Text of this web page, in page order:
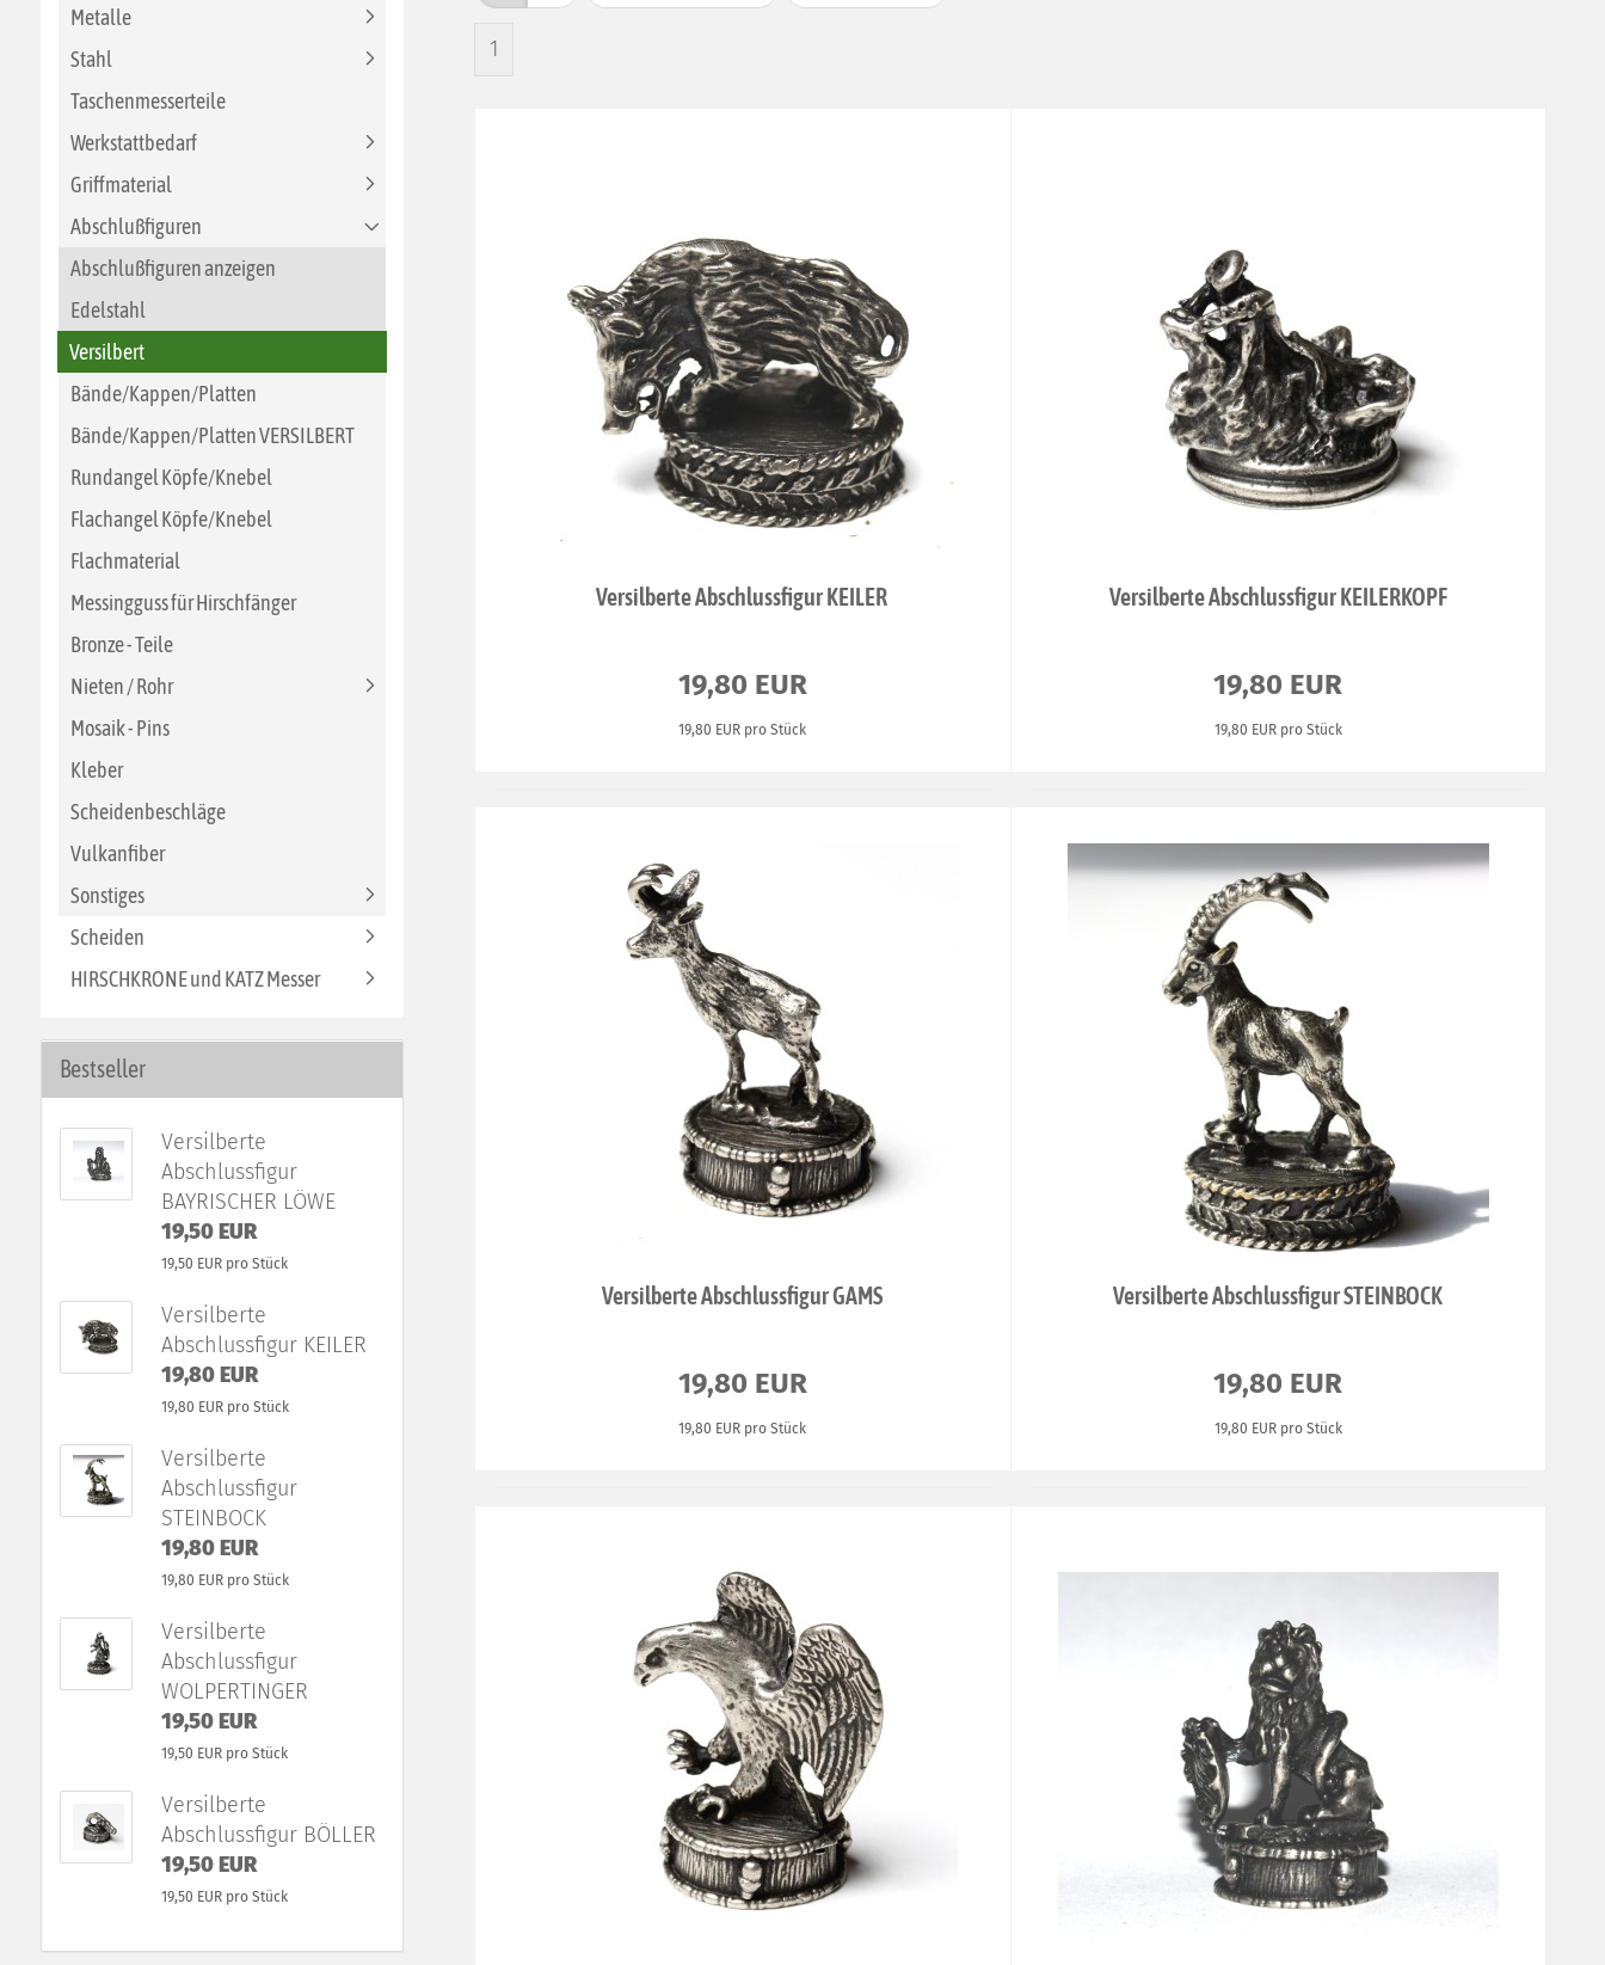
1
Versilberte Abschlussfigur KEILER
19,80 EUR
19,80 EUR pro Stück
Versilberte Abschlussfigur KEILERKOPF
19,80 EUR
19,80 EUR pro Stück
Versilberte Abschlussfigur GAMS
19,80 EUR
19,80 EUR pro Stück
Versilberte Abschlussfigur STEINBOCK
19,80 EUR
19,80 EUR pro Stück
Metalle
Stahl
Taschenmesserteile
Werkstattbedarf
Griffmaterial
Abschlußfiguren
Abschlußfiguren anzeigen
Edelstahl
Versilbert
Bände/Kappen/Platten
Bände/Kappen/Platten VERSILBERT
Rundangel Köpfe/Knebel
Flachangel Köpfe/Knebel
Flachmaterial
Messingguss für Hirschfänger
Bronze - Teile
Nieten / Rohr
Mosaik - Pins
Kleber
Scheidenbeschläge
Vulkanfiber
Sonstiges
Scheiden
HIRSCHKRONE und KATZ Messer
Bestseller
Versilberte
Abschlussfigur
BAYRISCHER LÖWE
19,50 EUR
19,50 EUR pro Stück
Versilberte
Abschlussfigur KEILER
19,80 EUR
19,80 EUR pro Stück
Versilberte
Abschlussfigur
STEINBOCK
19,80 EUR
19,80 EUR pro Stück
Versilberte
Abschlussfigur
WOLPERTINGER
19,50 EUR
19,50 EUR pro Stück
Versilberte
Abschlussfigur BÖLLER
19,50 EUR
19,50 EUR pro Stück